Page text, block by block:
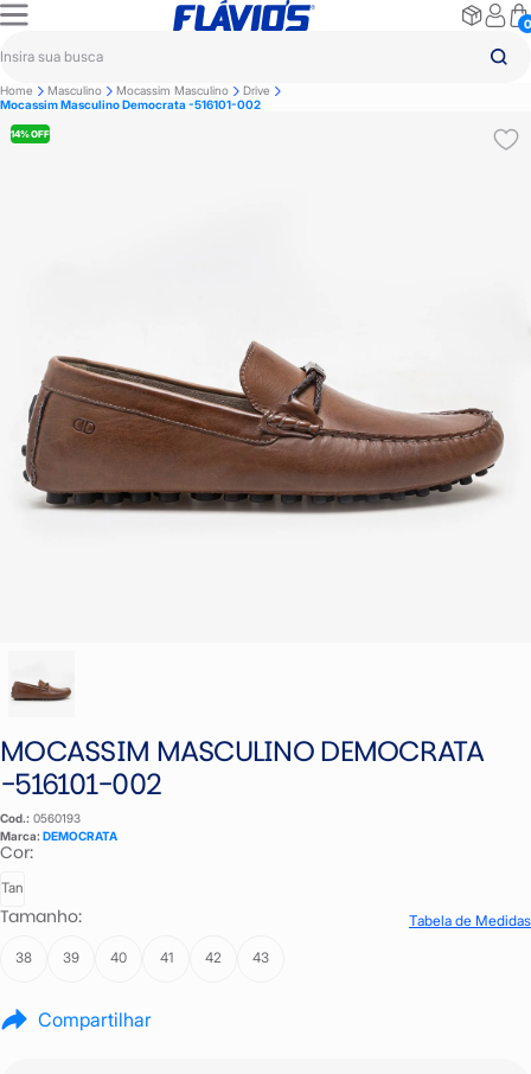
0
Home Masculino Mocassim Masculino
Drive
Mocassim Masculino Democrata -516101-002
14% OFF
MOCASSIM MASCULINO DEMOCRATA
-516101-002
Cod.: 0560193
Marca: DEMOCRATA
Cor:
Tan
Tamanho: Tabela de Medidas
38 39 40 41 42 43
Compartilhar